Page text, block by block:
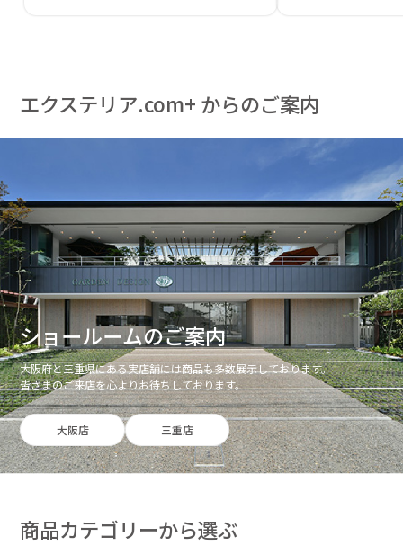
エクステリア.com+ からのご案内
ショールームのご案内
大阪府と三重県にある実店舗には商品も多数展示しております。
皆さまのご来店を心よりお待ちしております。
大阪店 三重店
商品カテゴリーから選ぶ